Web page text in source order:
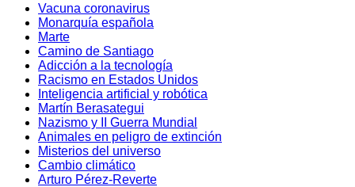
Vacuna coronavirus
Monarquía española
Marte
Camino de Santiago
Adicción a la tecnología
Racismo en Estados Unidos
Inteligencia artificial y robótica
Martín Berasategui
Nazismo y II Guerra Mundial
Animales en peligro de extinción
Misterios del universo
Cambio climático
Arturo Pérez-Reverte